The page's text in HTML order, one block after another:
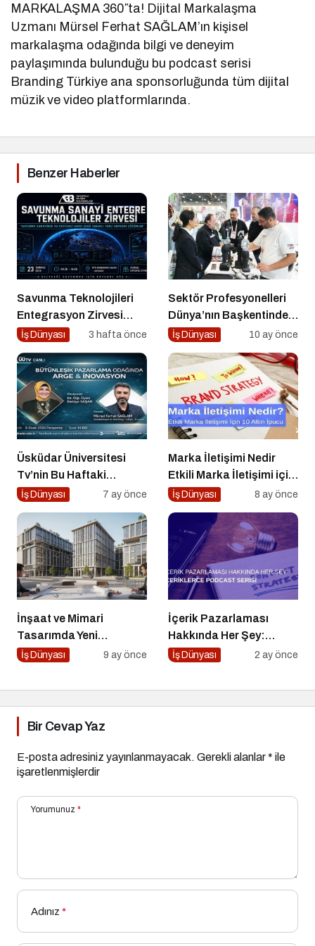
MARKALAŞMA 360″ta! Dijital Markalaşma
Uzmanı Mürsel Ferhat SAĞLAM’ın kişisel
markalaşma odağında bilgi ve deneyim
paylaşımında bulunduğu bu podcast serisi
Branding Türkiye ana sponsorluğunda tüm dijital
müzik ve video platformlarında.
Benzer Haberler
Savunma Teknolojileri
Entegrasyon Zirvesi
Ankara’da
İş Dünyası 3 hafta önce
Sektör Profesyonelleri
Dünya’nın Başkentinde
Buluşacak!
İş Dünyası 10 ay önce
Üsküdar Üniversitesi
Tv’nin Bu Haftaki
Konuğu Mürsel Ferhat
İş Dünyası 7 ay önce
Marka İletişimi Nedir
Etkili Marka İletişimi için
10 Altın Öneri
İş Dünyası 8 ay önce
İnşaat ve Mimari
Tasarımda Yeni
Standartlar Belirliyor
İş Dünyası 9 ay önce
İçerik Pazarlaması
Hakkında Her Şey:
İçeriklerce Podcast
İş Dünyası 2 ay önce
Bir Cevap Yaz
E-posta adresiniz yayınlanmayacak. Gerekli alanlar* ile
işaretlenmişlerdir
Yorumunuz *
Adınız *